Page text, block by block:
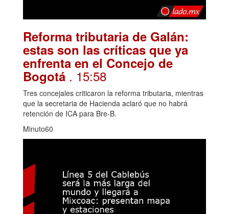
Reforma tributaria de Galán:
estas son las críticas que ya
enfrenta en el Concejo de
Bogotá . 15:58
Tres concejales criticaron la reforma tributaria, mientras
que la secretaria de Hacienda aclaró que no habrá
retención de ICA para Bre-B.
Minuto60